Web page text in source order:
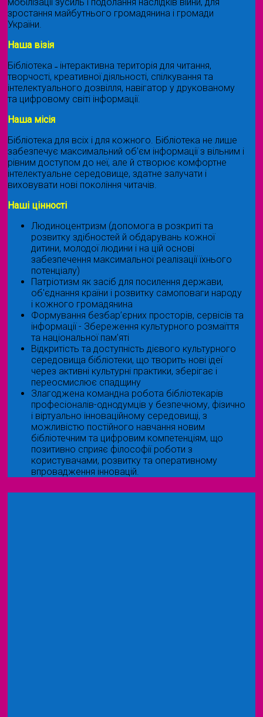
зростання майбутнього громадянина і громади
України.
Наша візія
Бібліотека ˗ інтерактивна територія для читання,
творчості, креативної діяльності, спілкування та
інтелектуального дозвілля, навігатор у друкованому
та цифровому світі інформації.
Наша місія
Бібліотека для всіх і для кожного. Бібліотека не лише
забезпечує максимальний об'єм інформації з вільним і
рівним доступом до неї, але й створює комфортне
інтелектуальне середовище, здатне залучати і
виховувати нові покоління читачів.
Наші цінності
Людиноцентризм (допомога в розкриті та
розвитку здібностей й обдарувань кожної
дитини, молодої людини і на цій основі
забезпечення максимальної реалізації їхнього
потенціалу)
Патріотизм як засіб для посилення держави,
об'єднання країни і розвитку самоповаги народу
і кожного громадянина
Формування безбар’єрних просторів, сервісів та
інформації - Збереження культурного розмаїття
та національної пам’яті
Відкритість та доступність дієвого культурного
середовища бібліотеки, що творить нові ідеї
через активні культурні практики, зберігає і
переосмислює спадщину
Злагоджена командна робота бібліотекарів
професіоналів-однодумців у безпечному, фізично
і віртуально інноваційному середовищі, з
можливістю постійного навчання новим
бібліотечним та цифровим компетенціям, що
позитивно сприяє філософії роботи з
користувачами, розвитку та оперативному
впровадження інновацій.